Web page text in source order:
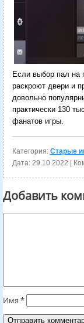
Если выбор пал на
раскроют двери и
довольно
практически 130
фанатов игры.
Категория: Старые
Дата: 29.10.2022 |
Добавить
Имя *